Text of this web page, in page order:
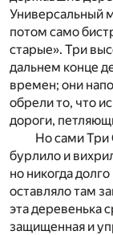
Универсальный
потом само­
старые». Три
дальнем конце
времен; они
обрели то, что
дороги,
Но сами Три
бурлило и
но никогда
оставляло там
эта деревенька
защищенная и